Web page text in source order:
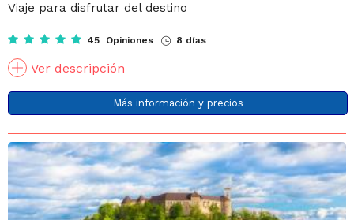
Viaje para disfrutar del destino
45 Opiniones 8 días
Ver descripción
Más información y precios